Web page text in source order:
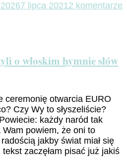
7 lipca 20212 komentarze
o włoskim hymnie słów
ceremonię otwarcia EURO
Czy Wy to słyszeliście?
każdy naród tak
powiem, że oni to
jakby świat miał się
zaczęłam pisać już jakiś